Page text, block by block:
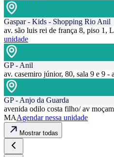
Gaspar - Kids - Shopping Rio Anil
av. são luis rei de frança 8, piso 1,
unidade
GP - Anil
av. casemiro júnior, 80, sala 9 e 9 -
GP - Anjo da Guarda
avenida odilo costa filho/ av
MAAgendar nessa unidade
Mostrar todas